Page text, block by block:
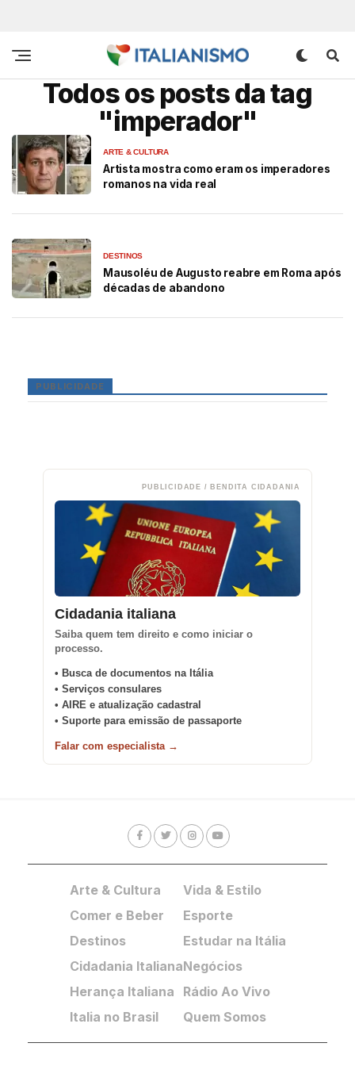
Todos os posts da tag
"imperador"
ARTE & CULTURA
Artista mostra como eram os imperadores
romanos na vida real
DESTINOS
Mausoléu de Augusto reabre em Roma após
décadas de abandono
PUBLICIDADE
PUBLICIDADE / BENDITA CIDADANIA
Cidadania italiana
Saiba quem tem direito e como iniciar o
processo.
• Busca de documentos na Itália
• Serviços consulares
• AIRE e atualização cadastral
• Suporte para emissão de passaporte
Falar com especialista →
Arte & Cultura
Comer e Beber
Destinos
Cidadania Italiana
Herança Italiana
Italia no Brasil
Vida & Estilo
Esporte
Estudar na Itália
Negócios
Rádio Ao Vivo
Quem Somos